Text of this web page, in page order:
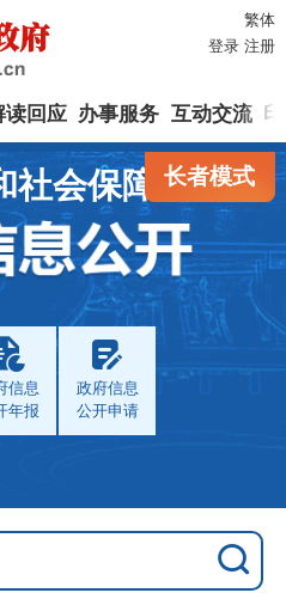
繁体
登录 注册
读回应 办事服务 互动交流
长者模式
社会保障局
信息
年报
政府信息
公开申请